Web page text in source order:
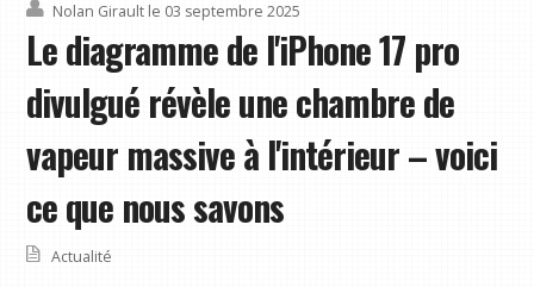
Nolan Girault le 03 septembre 2025
Le diagramme de l'iPhone 17 pro
divulgué révèle une chambre de
vapeur massive à l'intérieur – voici
ce que nous savons
Actualité